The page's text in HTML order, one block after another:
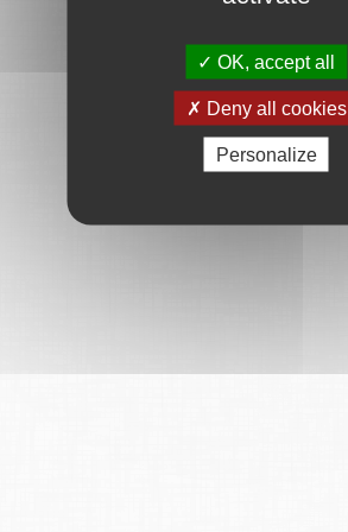
OK, accept all
Deny all cookies
Personalize